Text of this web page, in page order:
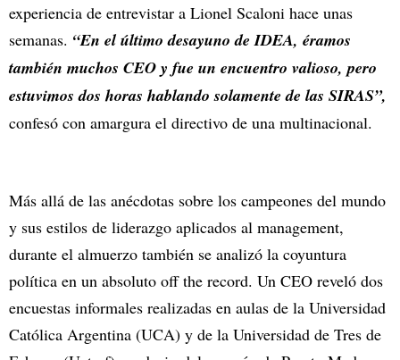
experiencia de entrevistar a Lionel Scaloni hace unas
semanas. “En el último desayuno de IDEA, éramos
también muchos CEO y fue un encuentro valioso, pero
estuvimos dos horas hablando solamente de las SIRAS”,
confesó con amargura el directivo de una multinacional.
Más allá de las anécdotas sobre los campeones del mundo
y sus estilos de liderazgo aplicados al management,
durante el almuerzo también se analizó la coyuntura
política en un absoluto off the record. Un CEO reveló dos
encuestas informales realizadas en aulas de la Universidad
Católica Argentina (UCA) y de la Universidad de Tres de